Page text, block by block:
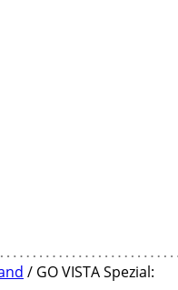
/ GO VISTA Spezial: